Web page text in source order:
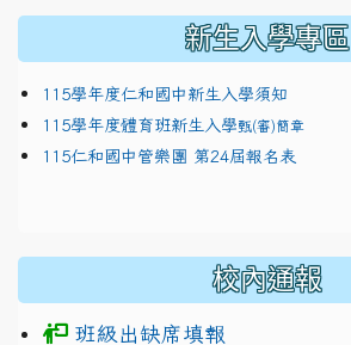
新生入學專區
115學年度仁和國中新生入學須知
115學年度體育班新生入學甄(審)簡章
115仁和國中管樂團 第24屆報名表
校內通報
班級出缺席填報